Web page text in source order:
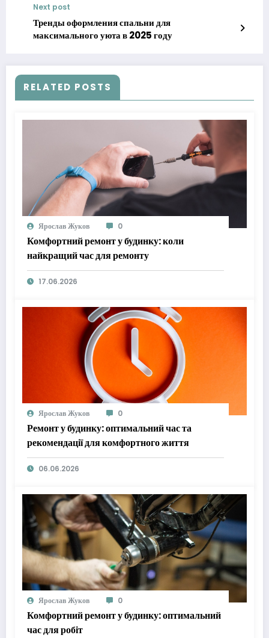
Next post
Тренды оформления спальни для
максимального уюта в 2025 году
RELATED POSTS
Ярослав Жуков 0
Комфортний ремонт у будинку: коли
найкращий час для ремонту
17.06.2026
Ярослав Жуков 0
Ремонт у будинку: оптимальний час та
рекомендації для комфортного життя
06.06.2026
Ярослав Жуков 0
Комфортний ремонт у будинку: оптимальний
час для робіт